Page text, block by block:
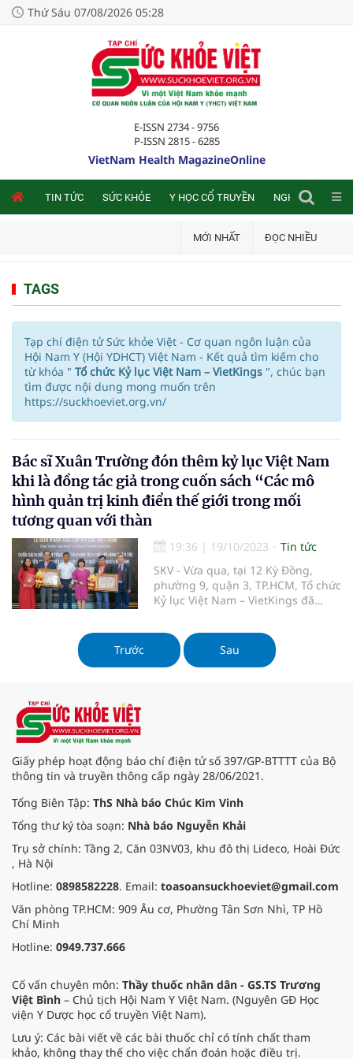
Thứ Sáu 07/08/2026 05:28
E-ISSN 2734 - 9756
P-ISSN 2815 - 6285
VietNam Health MagazineOnline
TIN TỨC SỨC KHỎE Y HỌC CỔ TRUYỀN NGHIÊN CỨU
MỚI NHẤT ĐỌC NHIỀU
TAGS
Tạp chí điện tử Sức khỏe Việt - Cơ quan ngôn luận của
Hội Nam Y (Hội YDHCT) Việt Nam - Kết quả tìm kiếm cho
từ khóa " Tổ chức Kỷ lục Việt Nam – VietKings ", chúc bạn
tìm được nội dung mong muốn trên
https://suckhoeviet.org.vn/
Bác sĩ Xuân Trường đón thêm kỷ lục Việt Nam
khi là đồng tác giả trong cuốn sách “Các mô
hình quản trị kinh điển thế giới trong mối
tương quan với thàn
19:36 | 19/10/2023
Tin tức
SKV - Vừa qua, tại 12 Kỳ Đồng,
phường 9, quận 3, TP.HCM, Tổ chức
Kỷ lục Việt Nam – VietKings đã
đến Thạc sĩ – Bác sĩ Đỗ Xuân
Trường và Thạc sĩ Trần Xuân Phát
là 2 tác giả của “Các mô hình quản
Trước Sau
Giấy phép hoạt động báo chí điện tử số 397/GP-BTTTT của Bộ
thông tin và truyền thông cấp ngày 28/06/2021.
Tổng Biên Tập: ThS Nhà báo Chúc Kim Vinh
Tổng thư ký tòa soạn: Nhà báo Nguyễn Khải
Trụ sở chính: Tầng 2, Căn 03NV03, khu đô thị Lideco, Hoài Đức
, Hà Nội
Hotline: 0898582228. Email: toasoansuckhoeviet@gmail.com
Văn phòng TP.HCM: 909 Âu cơ, Phường Tân Sơn Nhì, TP Hồ
Chí Minh
Hotline: 0949.737.666
Cố vấn chuyên môn: Thầy thuốc nhân dân - GS.TS Trương
Việt Bình – Chủ tịch Hội Nam Y Việt Nam. (Nguyên GĐ Học
viện Y Dược học cổ truyền Việt Nam).
Lưu ý: Các bài viết về các bài thuốc chỉ có tính chất tham
khảo, không thay thế cho việc chẩn đoán hoặc điều trị.